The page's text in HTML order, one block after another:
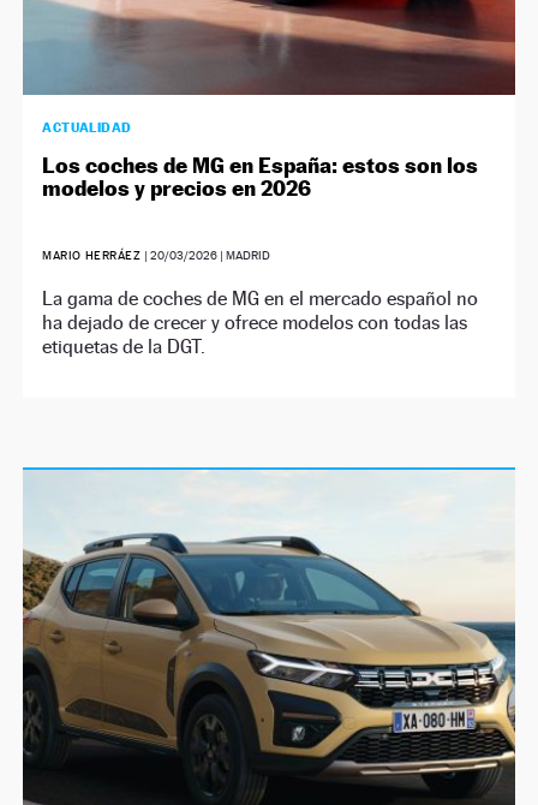
ACTUALIDAD
Los coches de MG en España: estos son los
modelos y precios en 2026
MARIO HERRÁEZ | 20/03/2026| MADRID
La gama de coches de MG en el mercado español no
ha dejado de crecer y ofrece modelos con todas las
etiquetas de la DGT.